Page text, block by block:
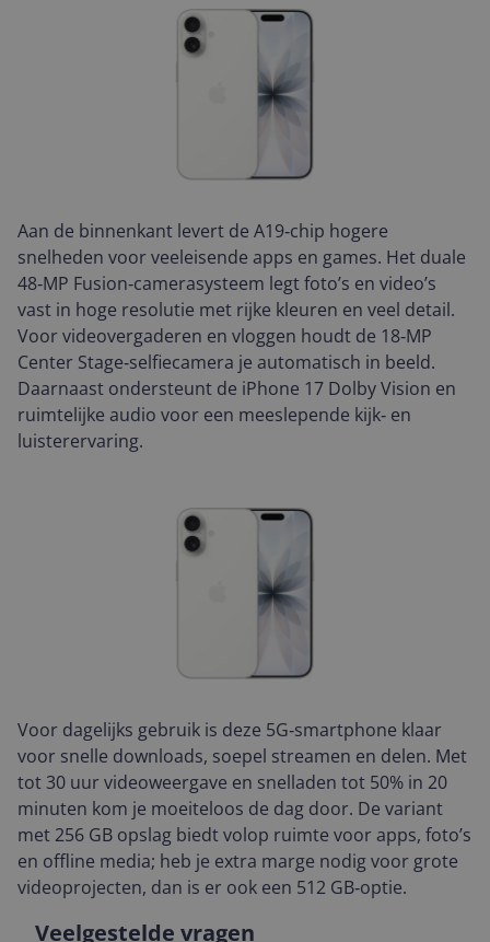
Aan de binnenkant levert de A19‑chip hogere
snelheden voor veeleisende apps en games. Het duale
48‑MP Fusion‑camerasysteem legt foto’s en video’s
vast in hoge resolutie met rijke kleuren en veel detail.
Voor videovergaderen en vloggen houdt de 18‑MP
Center Stage‑selfiecamera je automatisch in beeld.
Daarnaast ondersteunt de iPhone 17 Dolby Vision en
ruimtelijke audio voor een meeslepende kijk‑ en
luisterervaring.
Voor dagelijks gebruik is deze 5G‑smartphone klaar
voor snelle downloads, soepel streamen en delen. Met
tot 30 uur videoweergave en snelladen tot 50% in 20
minuten kom je moeiteloos de dag door. De variant
met 256 GB opslag biedt volop ruimte voor apps, foto’s
en offline media; heb je extra marge nodig voor grote
videoprojecten, dan is er ook een 512 GB‑optie.
Veelgestelde vragen